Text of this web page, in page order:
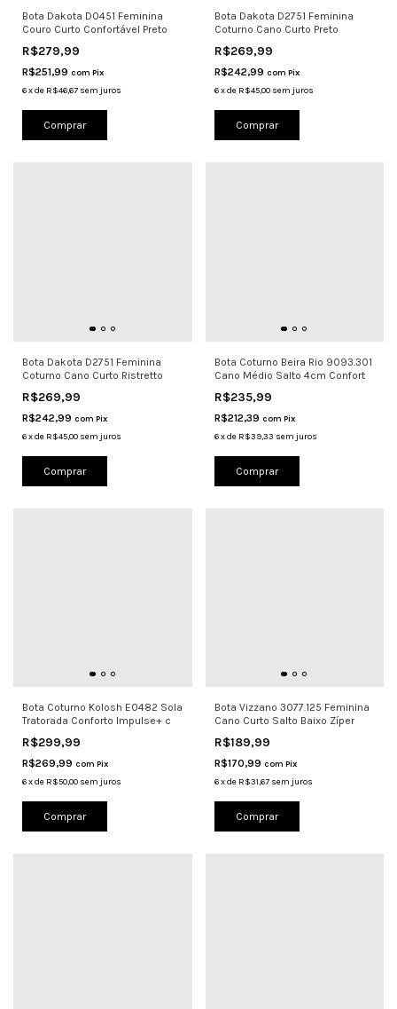
Bota Dakota D0451 Feminina
Couro Curto Confortável Preto
R$279,99
R$251,99 com Pix
6xde R$46,67 sem juros
Comprar
Bota Dakota D2751 Feminina
Coturno Cano Curto Preto
R$269,99
R$242,99 com Pix
6 xde R$45,00 sem juros
Comprar
Bota Dakota D2751 Feminina
Coturno Cano Curto Ristretto
R$269,99
R$242,99 com Pix
6xde R$45,00 sem juros
Comprar
Bota Coturno Beira Rio 9093.301
Cano Médio Salto 4cm Confort
R$235,99
R$212,39 com Pix
6 xde R$39,33 sem juros
Comprar
Bota Coturno Kolosh E0482 Sola
Tratorada Conforto Impulse+ c
R$299,99
R$269,99 com Pix
6xde R$50,00 sem juros
Comprar
Bota Vizzano 3077.125 Feminina
Cano Curto Salto Baixo Zíper
R$189,99
R$170,99 com Pix
6 xde R$31,67 sem juros
Comprar